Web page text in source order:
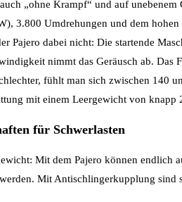
„ohne Krampf“ und auf
3.800 Umdrehungen und dem
Pajero dabei nicht: Die startende
nimmt das Geräusch ab. Das
fühlt man sich zwischen 140
mit einem Leergewicht von knapp
für Schwerlasten
Mit dem Pajero können endlich
Mit Antischlingerkupplung sind